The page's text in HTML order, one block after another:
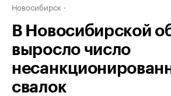
Новосибирск
В Новосибирской
выросло число
свалок